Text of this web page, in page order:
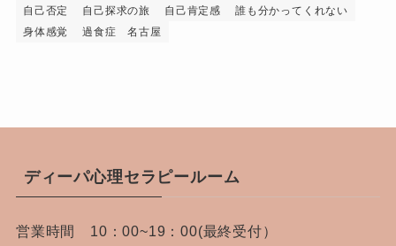
自己否定
自己探求の旅 自己肯定感
誰も分かってくれない
身体感覚
過食症 名古屋
ディーパ心理セラピールーム
営業時間 10：00~19：00(最終受付）